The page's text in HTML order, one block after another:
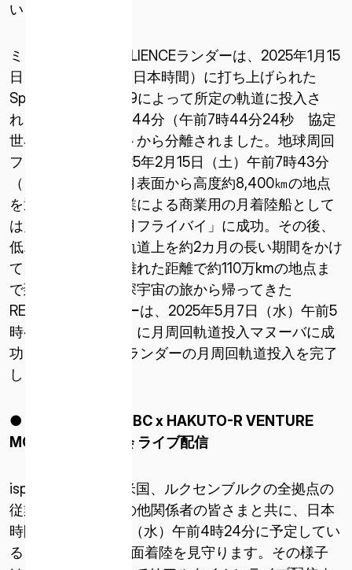
利用規約とプライバシーポリシーに同意します
ISPACE, INC
東京都中央区日本橋本町1-9-3
日本橋本町M-SQUARE 6階
い！
ミッション2のRESILIENCEランダーは、2025年1月15
日（水）15時11分（日本時間）に打ち上げられた
SpaceX社のFalcon9によって所定の軌道に投入さ
れ、同日、午後4時44分（午前7時44分24秒 協定
世界時）にロケットから分離されました。地球周回
フェーズを経て2025年2月15日（土）午前7時43分
（日本時間）には月表面から高度約8,400㎞の地点
を通過し、民間企業による商業用の月着陸船として
は史上初となる「月フライバイ」に成功。その後、
低エネルギー遷移軌道上を約2カ月の長い期間をかけ
て、地球から最も離れた距離で約110万kmの地点ま
で到達しました。深宇宙の旅から帰ってきた
RESILIENCEランダーは、2025年5月7日（水）午前5
時41分（日本時間）に月周回軌道投入マヌーバに成
功し、RESILIENCEランダーの月周回軌道投入を完了
しました。
● Mission 2 “SMBC x HAKUTO-R VENTURE
MOON“
着陸応援会 ライブ配信
ispaceは、日本、米国、ルクセンブルクの全拠点の
従業員や家族、その他関係者の皆さまと共に、日本
時間2025年6月6日（水）午前4時24分に予定してい
るミッション2の月面着陸を見守ります。その様子